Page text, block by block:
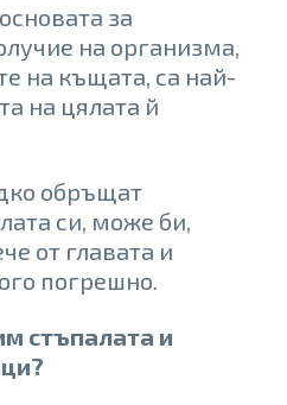
за
на организма,
на къщата, са най-
на цялата й
обръщат
си, може би,
от главата и
погрешно.
стъпалата и